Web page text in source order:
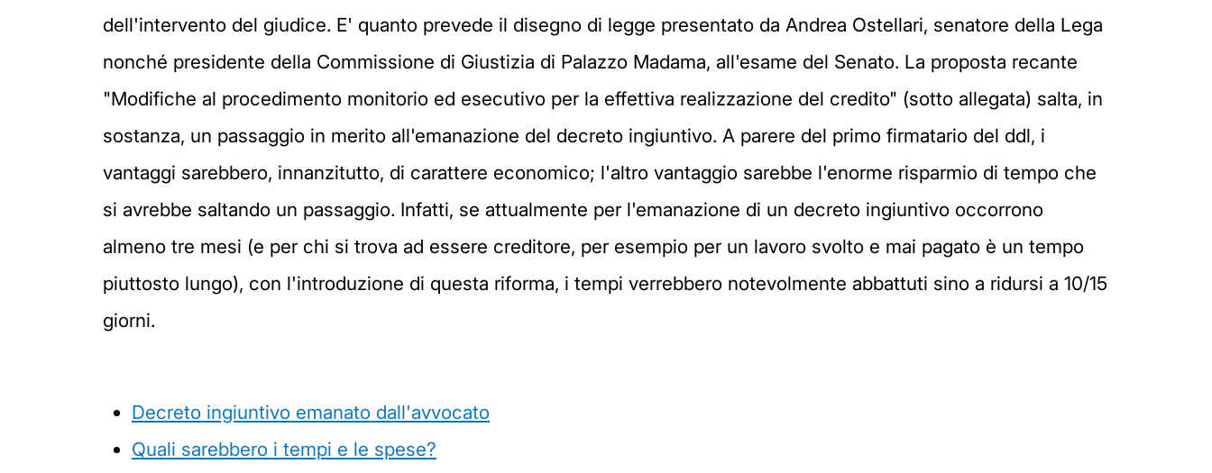
dell'intervento del giudice. E' quanto prevede il disegno di legge presentato da Andrea Ostellari, senatore della Lega
nonché presidente della Commissione di Giustizia di Palazzo Madama, all'esame del Senato. La proposta recante
"Modifiche al procedimento monitorio ed esecutivo per la effettiva realizzazione del credito" (sotto allegata) salta, in
sostanza, un passaggio in merito all'emanazione del decreto ingiuntivo. A parere del primo firmatario del ddl, i
vantaggi sarebbero, innanzitutto, di carattere economico; l'altro vantaggio sarebbe l'enorme risparmio di tempo che
si avrebbe saltando un passaggio. Infatti, se attualmente per l'emanazione di un decreto ingiuntivo occorrono
almeno tre mesi (e per chi si trova ad essere creditore, per esempio per un lavoro svolto e mai pagato è un tempo
piuttosto lungo), con l'introduzione di questa riforma, i tempi verrebbero notevolmente abbattuti sino a ridursi a 10/15
giorni.
Decreto ingiuntivo emanato dall'avvocato
Quali sarebbero i tempi e le spese?